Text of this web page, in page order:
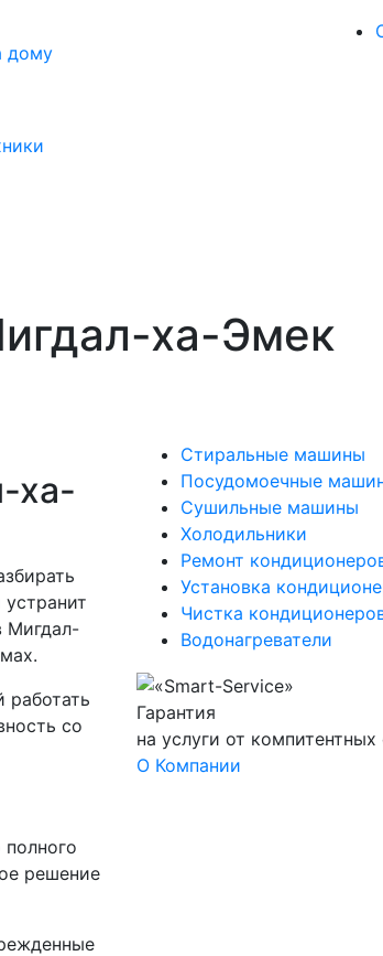
ха-Эмек
ха-
Мигдал-
со
решение
Стиральные машины
Посудомоечные
Сушильные машины
Холодильники
Ремонт
Установка
Чистка
Водонагреватели
Гарантия
на услуги от
О Компании